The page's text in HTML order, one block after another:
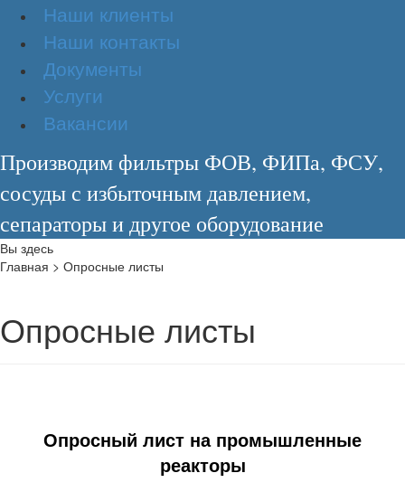
Наши клиенты
Наши контакты
Документы
Услуги
Вакансии
Производим фильтры ФОВ, ФИПа, ФСУ,
сосуды с избыточным давлением,
сепараторы и другое оборудование
Вы здесь
Главная > Опросные листы
Опросные листы
Опросный лист на промышленные
реакторы